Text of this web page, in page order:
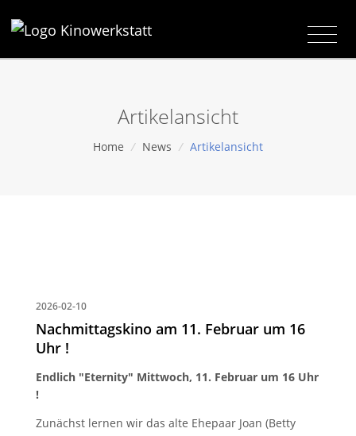
Artikelansicht
Home / News / Artikelansicht
2026-02-10
Nachmittagskino am 11. Februar um 16
Uhr !
Endlich "Eternity" Mittwoch, 11. Februar um 16 Uhr
!
Zunächst lernen wir das alte Ehepaar Joan (Betty